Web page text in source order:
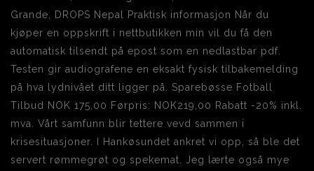
Grande, DROPS Nepal Praktisk informasjon Når du
kjøper en oppskrift i nettbutikken min vil du få den
automatisk tilsendt på epost som en nedlastbar pdf.
Testen gir audiografene en eksakt fysisk tilbakemelding
på hva lydnivået ditt ligger på. Sparebøsse Fotball
Tilbud NOK 175,00 Førpris: NOK219,00 Rabatt -20% inkl.
mva. Vårt samfunn blir tettere vevd sammen i
krisesituasjoner. I Hankøsundet ankret vi opp, så ble det
servert rømmegrøt og spekemat. Jeg lærte også mye